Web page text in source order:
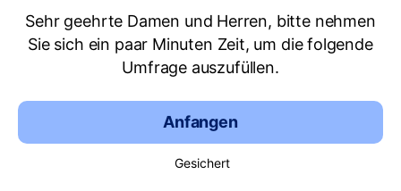
Sehr geehrte Damen und Herren, bitte nehmen
Sie sich ein paar Minuten Zeit, um die folgende
Umfrage auszufüllen.
Anfangen
Gesichert